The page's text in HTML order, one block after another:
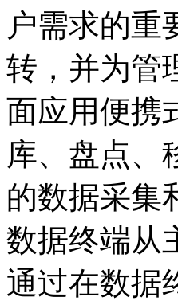
户需求的重
转，并为管
面应用便携
库、盘点、
的数据采集
数据终端从
通过在数据